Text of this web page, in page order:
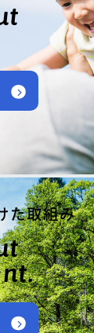
た取組み